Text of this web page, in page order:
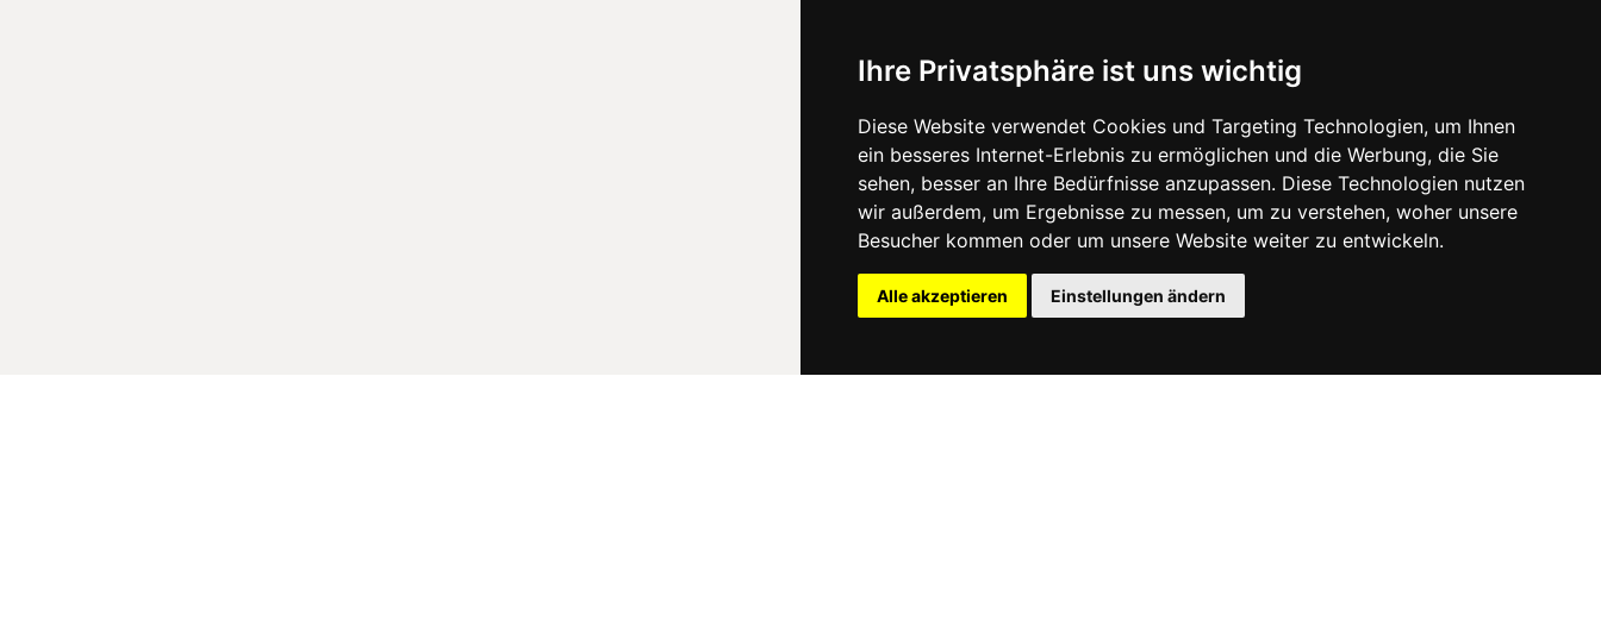
Ihre Privatsphäre ist uns wichtig
Diese Website verwendet Cookies und Targeting Technologien, um Ihnen
ein besseres Internet-Erlebnis zu ermöglichen und die Werbung, die Sie
sehen, besser an Ihre Bedürfnisse anzupassen. Diese Technologien nutzen
wir außerdem, um Ergebnisse zu messen, um zu verstehen, woher unsere
Besucher kommen oder um unsere Website weiter zu entwickeln.
Alle akzeptieren Einstellungen ändern